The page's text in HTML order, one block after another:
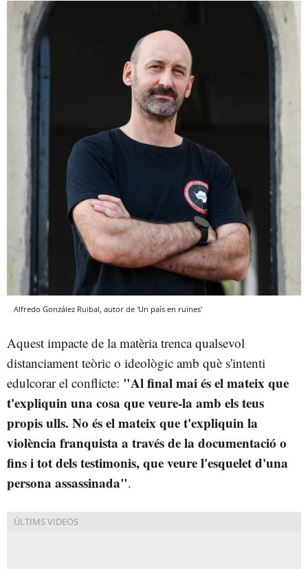
Alfredo González Ruibal, autor de 'Un país en ruïnes'
Aquest impacte de la matèria trenca qualsevol
distanciament teòric o ideològic amb què s'intenti
edulcorar el conflicte: "Al final mai és el mateix que
t'expliquin una cosa que veure-la amb els teus
propis ulls. No és el mateix que t'expliquin la
violència franquista a través de la documentació o
fins i tot dels testimonis, que veure l'esquelet d'una
persona assassinada".